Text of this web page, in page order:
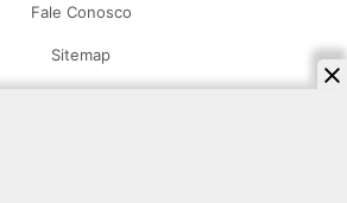
Fale Conosco
Sitemap